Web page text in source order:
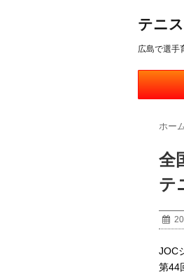
テニ
広島で選手
ホー
全
テ
JOC
第44